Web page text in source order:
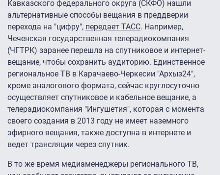
Кавказского федерального округа (СКФО) нашли
альтернативные способы вещания в преддверии
перехода на "цифру", передает ТАСС. Например,
Чеченская государственная телерадиокомпания
(ЧГТРК) заранее перешла на спутниковое и интернет-
вещание, чтобы сохранить аудиторию. Единственное
региональное ТВ в Карачаево-Черкесии "Архыз24",
кроме аналогового формата, сейчас круглосуточно
осуществляет спутниковое и кабельное вещание, а
телерадиокомпания "Ингушетия", которая с момента
своего создания в 2013 году не имеет наземного
эфирного вещания, также доступна в интернете и
ведет трансляции через спутник.
В то же время медиаменеджеры регионального ТВ,